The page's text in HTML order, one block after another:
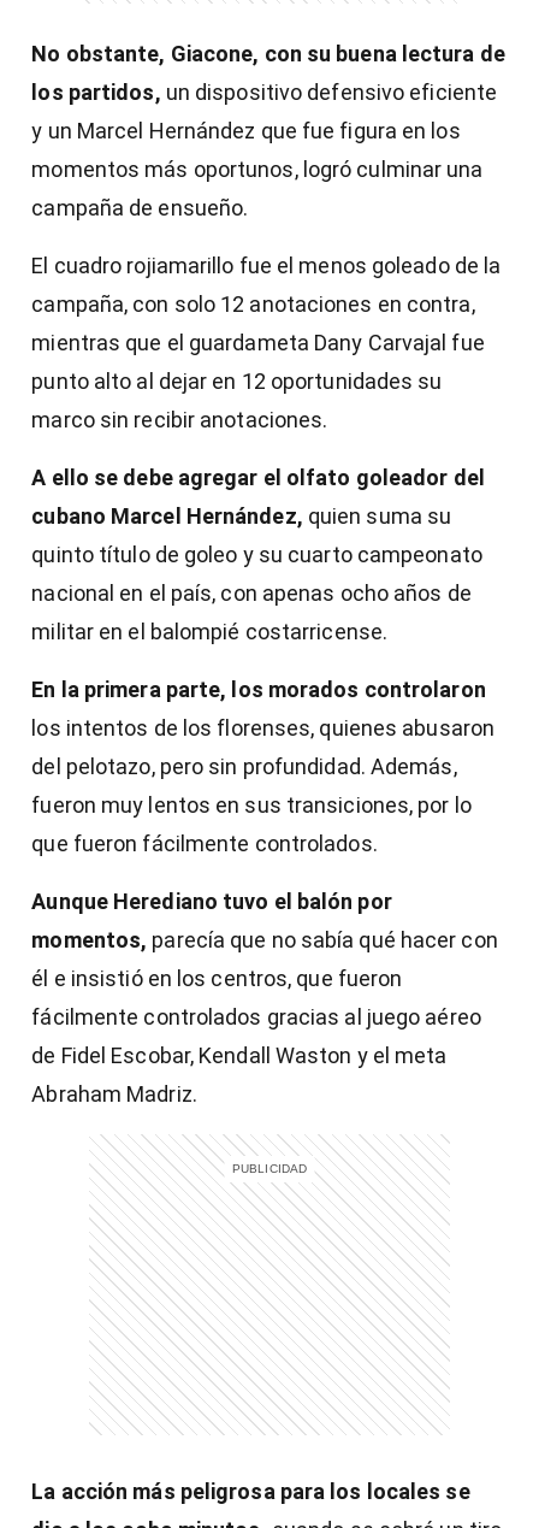
No obstante, Giacone, con su buena lectura de
los partidos, un dispositivo defensivo eficiente
y un Marcel Hernández que fue figura en los
momentos más oportunos, logró culminar una
campaña de ensueño.
El cuadro rojiamarillo fue el menos goleado de la
campaña, con solo 12 anotaciones en contra,
mientras que el guardameta Dany Carvajal fue
punto alto al dejar en 12 oportunidades su
marco sin recibir anotaciones.
A ello se debe agregar el olfato goleador del
cubano Marcel Hernández, quien suma su
quinto título de goleo y su cuarto campeonato
nacional en el país, con apenas ocho años de
militar en el balompié costarricense.
En la primera parte, los morados controlaron
los intentos de los florenses, quienes abusaron
del pelotazo, pero sin profundidad. Además,
fueron muy lentos en sus transiciones, por lo
que fueron fácilmente controlados.
Aunque Herediano tuvo el balón por
momentos, parecía que no sabía qué hacer con
él e insistió en los centros, que fueron
fácilmente controlados gracias al juego aéreo
de Fidel Escobar, Kendall Waston y el meta
Abraham Madriz.
La acción más peligrosa para los locales se